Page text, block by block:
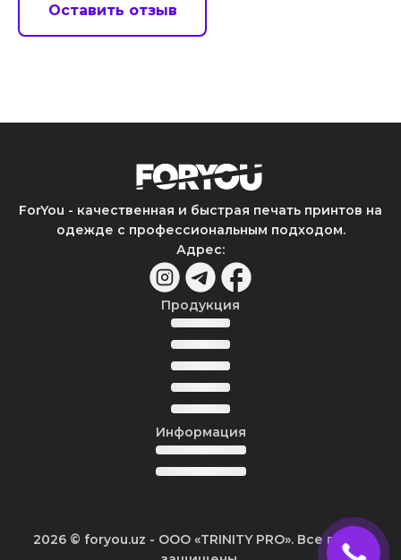
Оставить отзыв
ForYou - качественная и быстрая печать принтов на
одежде с профессиональным подходом.
Адрес:
Продукция
Информация
2026 © foryou.uz - ООО «TRINITY PRO». Все права